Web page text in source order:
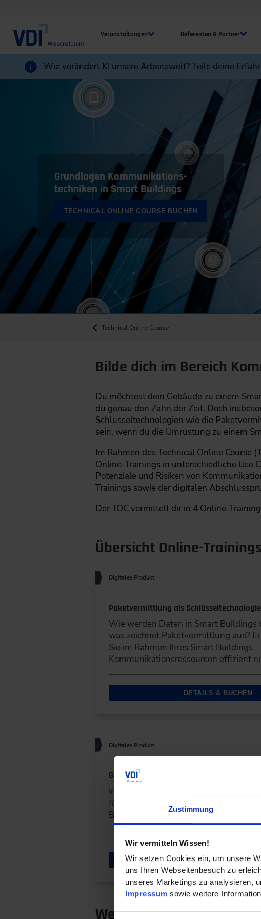
Zustimmung
Wir vermitteln Wissen!
Wir setzen Cookies ein, um unsere
uns Ihren Webseitenbesuch zu
unseres Marketings zu analysieren,
Impressum sowie weitere
Einwilligungsauswahl
Veranstaltungen Referenten & Partner
Wie verändert KI unsere Arbeitswelt? Teile deine
Grundlagen Kommunikations-
techniken in Smart Buildings
TECHNICAL ONLINE COURSE BUCHEN
Technical Online Course
Bilde dich im Bereich
Du möchtest dein Gebäude zu einem
du genau den Zahn der Zeit. Doch
Schlüsseltechnologien wie die
sein, wenn du die Umrüstung zu einem
Im Rahmen des Technical Online Course
Online-Trainings in unterschiedliche Use
Potenziale und Risiken von
Trainings sowie der digitalen
Der TOC vermittelt dir in 4 Online-
Übersicht Online-Trainings
Digitales Produkt
Paketvermittlung als Schlüsseltechnologie
Wie werden Daten in Smart
was zeichnet Paketvermittlung aus?
Sie im Rahmen Ihres Smart Buildings
Kommunikationsressourcen effizient
DETAILS & BUCHEN
Digitales Produkt
Grundlagen IoT-Kommunikation – Das
Im Online-Training lernen Sie, welche
für die unterschiedliche
Building eignen.
DETAILS & BUCHEN
Wer teilnehmen sollte